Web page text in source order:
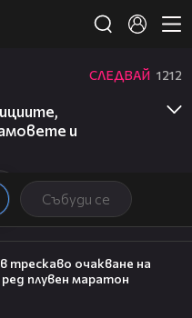
Събуди се
СЛЕДВАЙ 1212
и
трескаво очакване на
плувен маратон